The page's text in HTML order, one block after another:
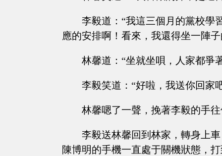
李毅道：“我這三個月的黨校學
應的安排啊！看來，我還得坐一陣
林馨道：“坐就坐唄，人家都爭
李毅笑道：“好啦，我送你回家
林馨嗯了一聲，挽著李毅的手
李毅送林馨回到林家，轉身上
陳博明的手機一直處于關機狀態，